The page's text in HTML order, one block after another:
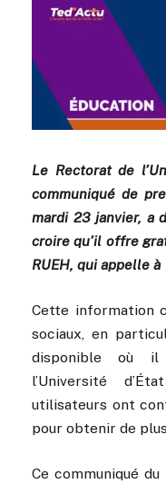
Le Rectorat de
communiqué de
mardi 23 janvier, a
croire qu’il offre
RUEH, qui appelle
Cette information
sociaux, en
disponible où
l’Université
utilisateurs ont
pour obtenir de
Ce communiqué